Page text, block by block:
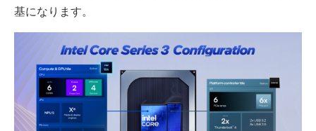
基になります。